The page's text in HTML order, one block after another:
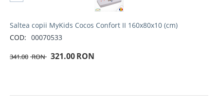
Saltea copii MyKids Cocos Confort II 160x80x10 (cm)
COD: 00070533
341.00 RON 321.00RON